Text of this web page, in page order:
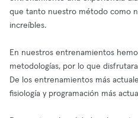
que tanto nuestro método como
increíbles.
En nuestros entrenamientos
metodologías, por lo que
De los entrenamientos más
fisiología y programación más